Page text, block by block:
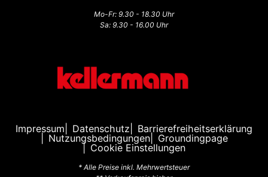
Mo-Fr: 9.30 - 18.30 Uhr
Sa: 9.30 - 16.00 Uhr
Impressum Datenschutz
Barrierefreiheitserklärung
Nutzungsbedingungen
Groundingpage
Cookie Einstellungen
* Alle Preise inkl. Mehrwertsteuer